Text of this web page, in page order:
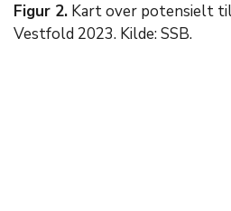
Figur 2. Kart over potensielt
Vestfold 2023. Kilde: SSB.